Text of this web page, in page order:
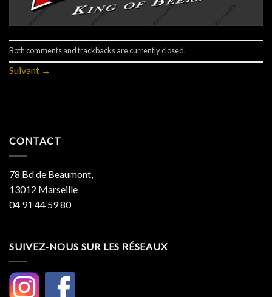
Both comments and trackbacks are currently closed.
Suivant →
CONTACT
78 Bd de Beaumont,
13012 Marseille
04 91 44 59 80
SUIVEZ-NOUS SUR LES RÉSEAUX